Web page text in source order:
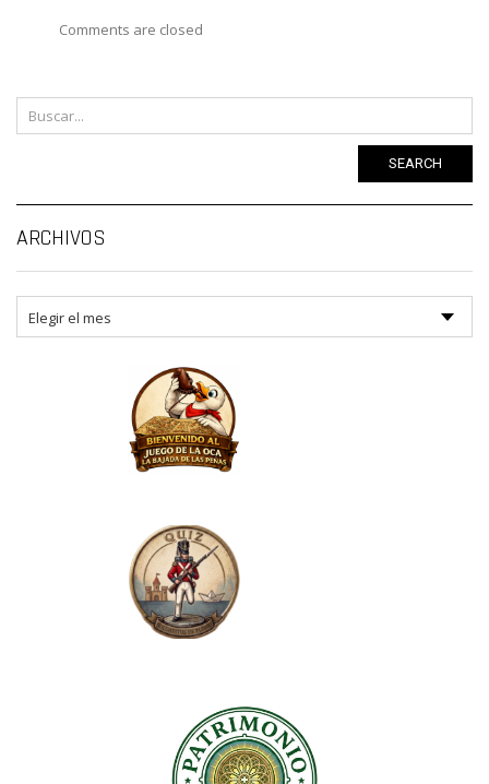
Comments are closed
SEARCH
ARCHIVOS